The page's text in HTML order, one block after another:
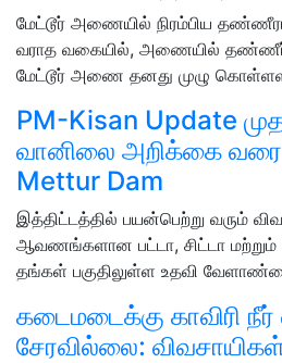
மேட்டூர் அணையில் நிரம்பிய
வராத வகையில், அணையில் தண்ணீர்
மேட்டூர் அணை தனது முழு
PM-Kisan Update
வானிலை அறிக்கை
Mettur Dam
இத்திட்டத்தில் பயன்பெற்று வரும்
ஆவணங்களான பட்டா, சிட்டா
தங்கள் பகுதிலுள்ள உதவி
கடைமடைக்கு காவிரி நீர்
சேரவில்லை: